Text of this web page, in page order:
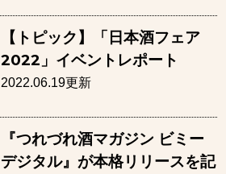
【トピック】「日本酒フェア
2022」イベントレポート
2022.06.19更新
『つれづれ酒マガジン ビミー
デジタル』が本格リリースを記